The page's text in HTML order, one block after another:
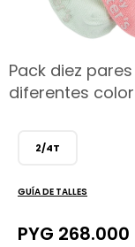
Pack diez
diferentes
2/4T
GUÍA DE TALLES
PYG 268.000